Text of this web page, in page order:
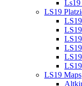
Ls19
LS19
LS19 Maps